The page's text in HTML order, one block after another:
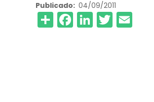
Publicado 04/09/2011
ShareFacebook
LinkedIn
Twitter